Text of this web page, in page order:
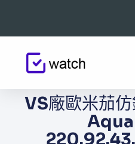
VS廠歐米茄